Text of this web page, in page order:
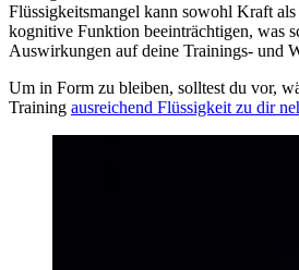
Flüssigkeitsmangel kann sowohl Kraft
kognitive Funktion beeinträchtigen, was
Auswirkungen auf deine Trainings- und
Um in Form zu bleiben, solltest du vor,
Training ausreichend Flüssigkeit zu dir